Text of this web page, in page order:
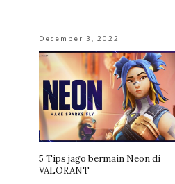
December 3, 2022
5 Tips jago bermain Neon di
VALORANT